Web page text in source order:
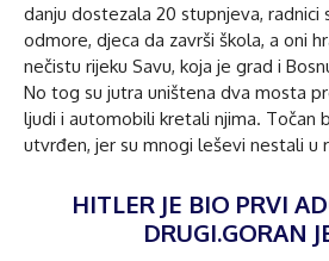
danju dostezala 20 stupnjeva, radnici
odmore, djeca da završi škola, a oni
nečistu rijeku Savu, koja je grad i
No tog su jutra uništena dva mosta
ljudi i automobili kretali njima. Točan
utvrđen, jer su mnogi leševi nestali u
HITLER JE BIO PRVI
DRUGI.GORAN